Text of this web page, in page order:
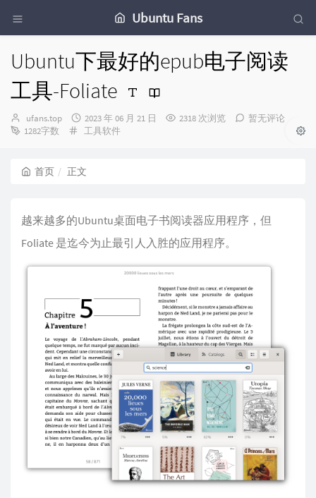
Ubuntu Fans
Ubuntu下最好的epub电子阅读
工具-Foliate
博
主：
ufans.top
发
布
2023 年 06 月 21 日 2318 次浏览
暂无评论
1282字数
分
工具软件
首页 正文
越来越多的Ubuntu桌面电子书阅读器应用程序，但
Foliate 是迄今为止最引人入胜的应用程序。